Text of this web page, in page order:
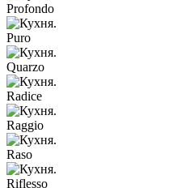
Profondo
Puro
Quarzo
Radice
Raggio
Raso
Riflesso